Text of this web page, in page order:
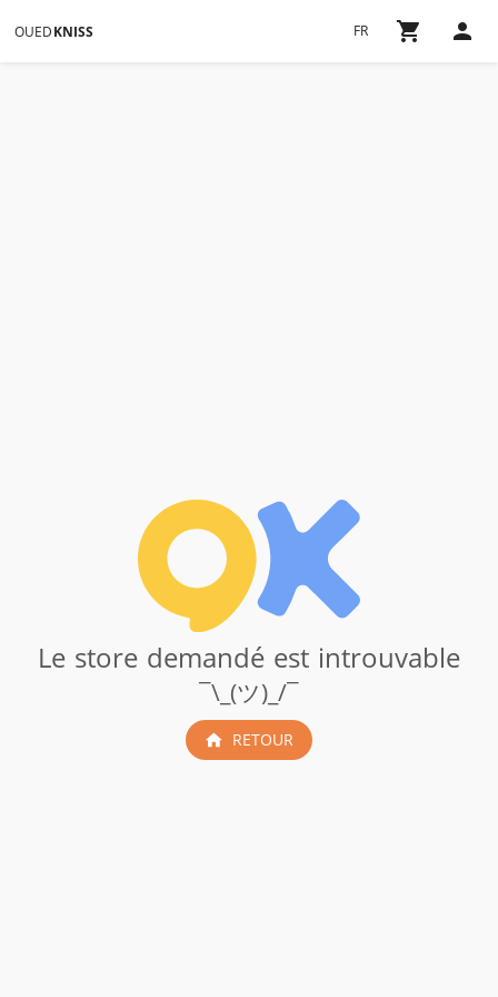
OUEDKNISS FR
Le store demandé est introuvable
¯\_(ツ)_/¯
RETOUR